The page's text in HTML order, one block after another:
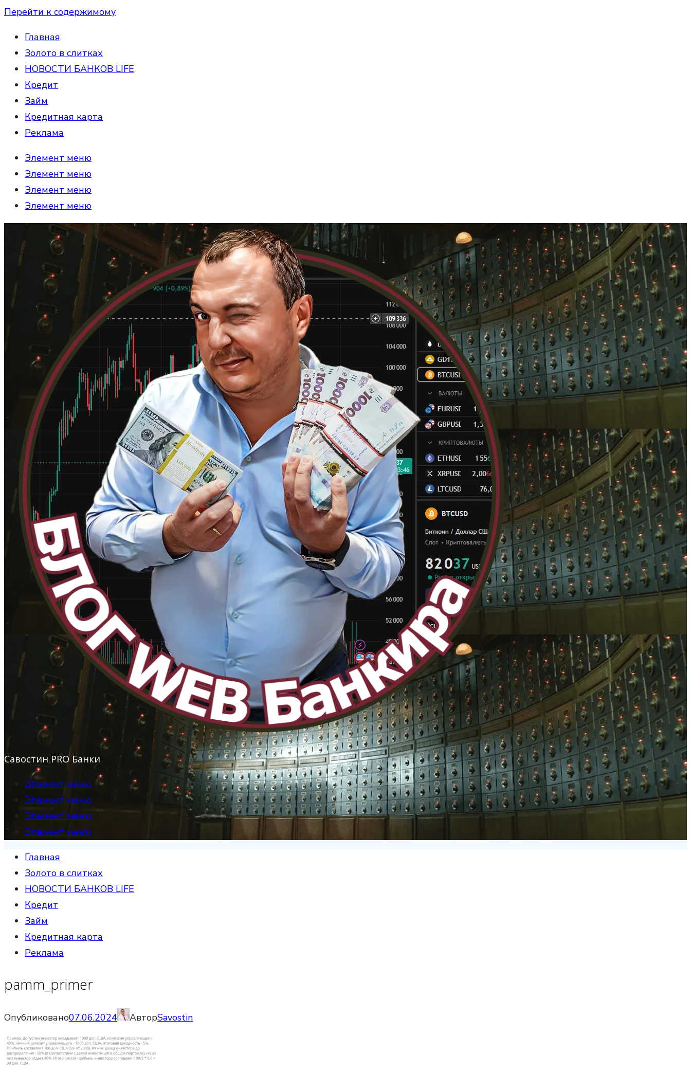
Перейти к содержимому
Главная
Золото в слитках
НОВОСТИ БАНКОВ LIFE
Кредит
Займ
Кредитная карта
Реклама
Элемент меню
Элемент меню
Элемент меню
Элемент меню
Савостин PRO Банки
Элемент меню
Элемент меню
Элемент меню
Элемент меню
Главная
Золото в слитках
НОВОСТИ БАНКОВ LIFE
Кредит
Займ
Кредитная карта
Реклама
pamm_primer
Опубликовано07.06.2024 АвторSavostin